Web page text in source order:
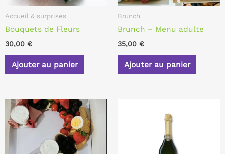
Accueil & surprises
Bouquets de Fleurs
30,00 €
Ajouter au panier
Brunch
Brunch – Menu adulte
35,00 €
Ajouter au panier